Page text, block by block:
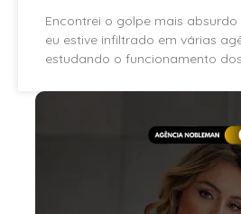
Encontrei o golpe mais
eu estive infiltrado em várias
estudando o funcionamento